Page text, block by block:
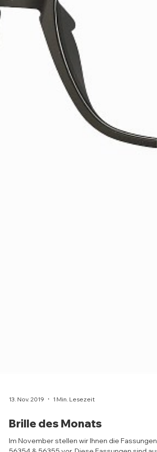
13. Nov. 2019 1 Min. Lesezeit
Brille des Monats